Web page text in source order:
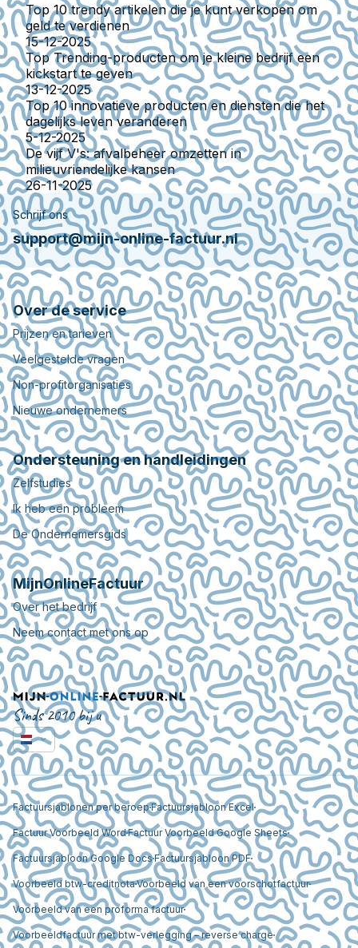
Top 10 trendy artikelen die je kunt verkopen om
geld te verdienen
15-12-2025
Top Trending-producten om je kleine bedrijf een
kickstart te geven
13-12-2025
Top 10 innovatieve producten en diensten die het
dagelijks leven veranderen
5-12-2025
De vijf V's: afvalbeheer omzetten in
milieuvriendelijke kansen
26-11-2025
Schrijf ons
support@mijn-online-factuur.nl
Over de service
Prijzen en tarieven
Veelgestelde vragen
Non-profitorganisaties
Nieuwe ondernemers
Ondersteuning en handleidingen
Zelfstudies
Ik heb een probleem
De Ondernemersgids
MijnOnlineFactuur
Over het bedrijf
Neem contact met ons op
Sinds 2010 bij u
Factuursjablonen per beroepFactuursjabloon Excel
Factuur Voorbeeld WordFactuur Voorbeeld Google Sheets
Factuursjabloon Google DocsFactuursjabloon PDF
Voorbeeld btw-creditnotaVoorbeeld van een voorschotfactuur
Voorbeeld van een proforma factuur
Voorbeeldfactuur met btw-verlegging – reverse charge